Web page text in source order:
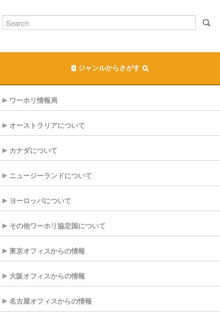
ジャンルからさがす
ワーホリ情報局
オーストラリアについて
カナダについて
ニュージーランドについて
ヨーロッパについて
その他ワーホリ協定国について
東京オフィスからの情報
大阪オフィスからの情報
名古屋オフィスからの情報